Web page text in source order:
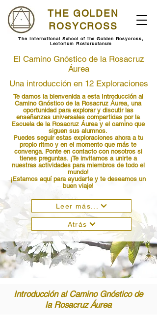
THE GOLDEN
ROSYCROSS
The International School of the Golden Rosycross,
Lectorium Rosicrucianum
El Camino Gnóstico de la Rosacruz
Áurea
Una introducción en 12 Exploraciones
Te damos la bienvenida a esta Introducción al
Camino Gnóstico de la Rosacruz Áurea, una
oportunidad para explorar y discutir las
enseñanzas universales compartidas por la
Escuela de la Rosacruz Áurea y el camino que
siguen sus alumnos.
Puedes seguir estas exploraciones ahora a tu
propio ritmo y en el momento que más te
convenga. Ponte en contacto con nosotros si
tienes preguntas. ¡Te invitamos a unirte a
nuestras actividades para miembros de todo el
mundo!
¡Estamos aquí para ayudarte y te deseamos un
buen viaje!
Leer más...
Atrás
Introducción al Camino Gnóstico de
la Rosacruz Áurea